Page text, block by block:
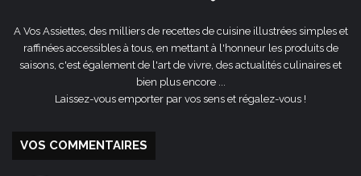
A Vos Assiettes, des milliers de recettes de cuisine illustrées simples et
raffinées accessibles à tous, en mettant à l'honneur les produits de
saisons, c'est également de l'art de vivre, des actualités culinaires et
bien plus encore ...
Laissez-vous emporter par vos sens et régalez-vous !
VOS COMMENTAIRES